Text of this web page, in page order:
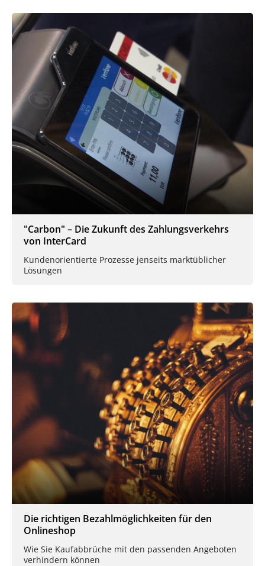
"Carbon" – Die Zukunft des Zahlungsverkehrs
von InterCard
Kundenorientierte Prozesse jenseits marktüblicher
Lösungen
Die richtigen Bezahlmöglichkeiten für den
Onlineshop
Wie Sie Kaufabbrüche mit den passenden Angeboten
verhindern können